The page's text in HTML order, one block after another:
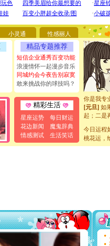
小灵通 性感丽人
精品专题推荐
短信企业通秀百变功能
浪漫情怀一起漫步音乐
同城约会今夜告别寂寞
敢来挑战你的球技吗？
精彩生活
星座运势
每日财运
花边新闻
魔鬼辞典
情感测试
生活笑话
[圣诞节]
要平安！
[圣诞节]
能正大光
天都要快
[圣诞节]
如意,快
[元旦]看
断电。爱
你是我专
[元旦] 如
起；二是
[元旦]当
泣，这痛
卖了。水
你太多，
要平安
[圣诞节]
能正大
今日运程
桃花运，